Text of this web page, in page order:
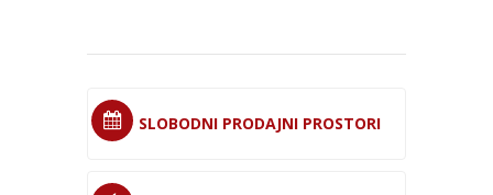
SLOBODNI PRODAJNI PROSTORI